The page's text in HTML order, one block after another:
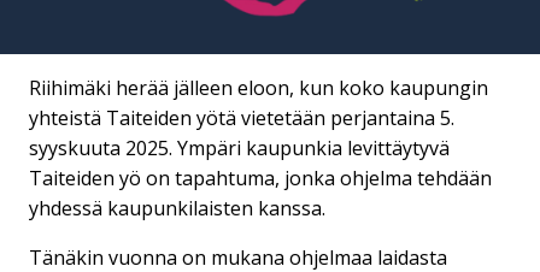
Riihimäki herää jälleen eloon, kun koko kaupungin
yhteistä Taiteiden yötä vietetään perjantaina 5.
syyskuuta 2025. Ympäri kaupunkia levittäytyvä
Taiteiden yö on tapahtuma, jonka ohjelma tehdään
yhdessä kaupunkilaisten kanssa.
Tänäkin vuonna on mukana ohjelmaa laidasta